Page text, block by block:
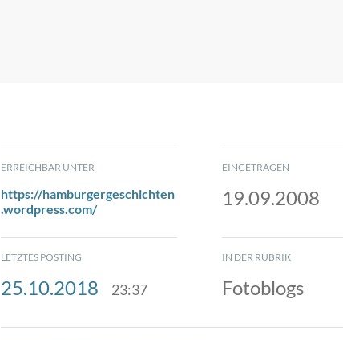
ERREICHBAR UNTER
https://hamburgergeschichten
.wordpress.com/
EINGETRAGEN
19.09.2008
LETZTES POSTING
25.10.2018 23:37
IN DER RUBRIK
Fotoblogs